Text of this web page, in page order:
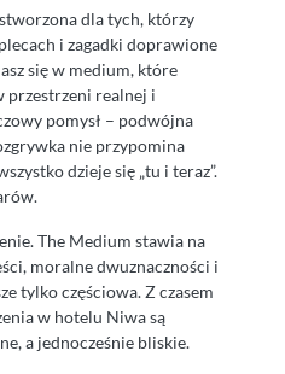
dla tych, którzy
i zagadki doprawione
się w medium, które
przestrzeni realnej i
pomysł – podwójna
nie przypomina
dzieje się „tu i teraz”.
The Medium stawia na
moralne dwuznaczności i
tylko częściowa. Z czasem
w hotelu Niwa są
a jednocześnie bliskie.